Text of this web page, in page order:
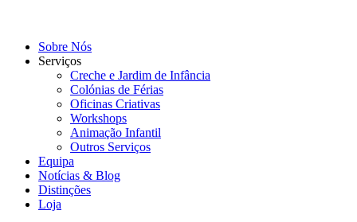
Sobre Nós
Serviços
Creche e Jardim de Infância
Colónias de Férias
Oficinas Criativas
Workshops
Animação Infantil
Outros Serviços
Equipa
Notícias & Blog
Distinções
Loja